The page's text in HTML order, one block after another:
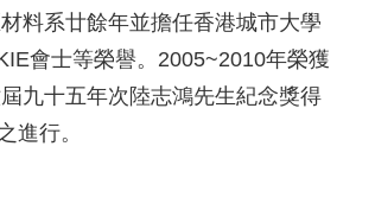
料系廿餘年並擔任香港城市大學
會士等榮譽。2005~2010年榮獲
九十五年次陸志鴻先生紀念獎得
進行。